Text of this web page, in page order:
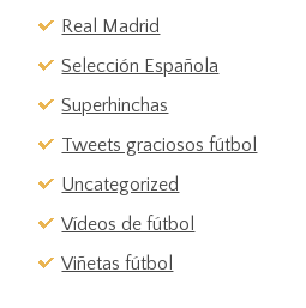
Real Madrid
Selección Española
Superhinchas
Tweets graciosos fútbol
Uncategorized
Vídeos de fútbol
Viñetas fútbol